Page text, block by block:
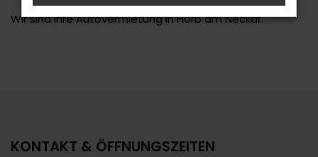
Wir sind Ihre Autovermietung in Horb am Neckar.
KONTAKT & ÖFFNUNGSZEITEN